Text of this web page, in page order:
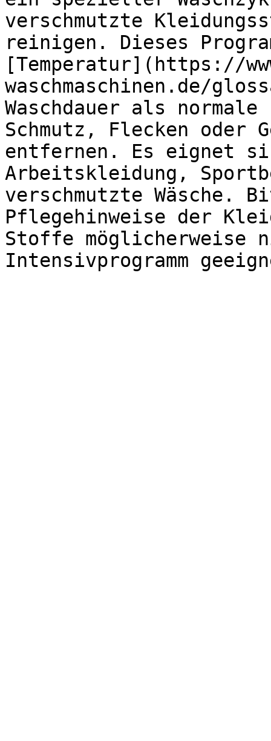
verschmutzte
reinigen. Dieses
[Temperatur](https://
waschmaschinen.de/
Waschdauer als normale
Schmutz, Flecken oder
entfernen. Es eignet
Arbeitskleidung,
verschmutzte Wäsche.
Pflegehinweise der
Stoffe möglicherweise